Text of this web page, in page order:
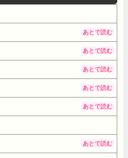
あとで読む
あとで読む
あとで読む
あとで読む
あとで読む
あとで読む